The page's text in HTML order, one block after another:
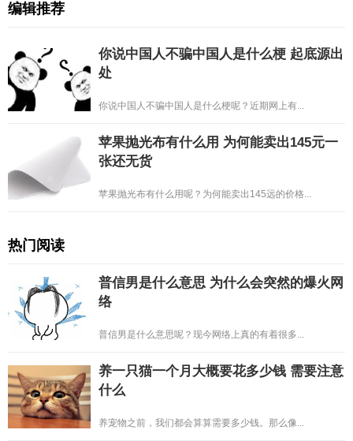
编辑推荐
你说中国人不骗中国人是什么梗 起底源出
处
你说中国人不骗中国人是什么梗呢？近期网上有...
苹果抛光布有什么用 为何能卖出145元一
张还无货
苹果抛光布有什么用呢？为何能卖出145远的价格...
热门阅读
普信男是什么意思 为什么会突然的爆火网
络
普信男是什么意思呢？现今网络上真的有着很多...
养一只猫一个月大概要花多少钱 需要注意
什么
养宠物之前，我们都会算算需要多少钱。那么像...